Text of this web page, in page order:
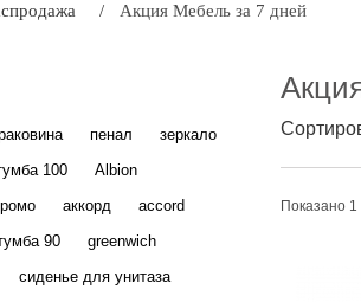
Акция Мебель за 7 дней
пенал
зеркало
100
Albion
аккорд
accord
90
greenwich
сиденье для унитаза
Показано 1